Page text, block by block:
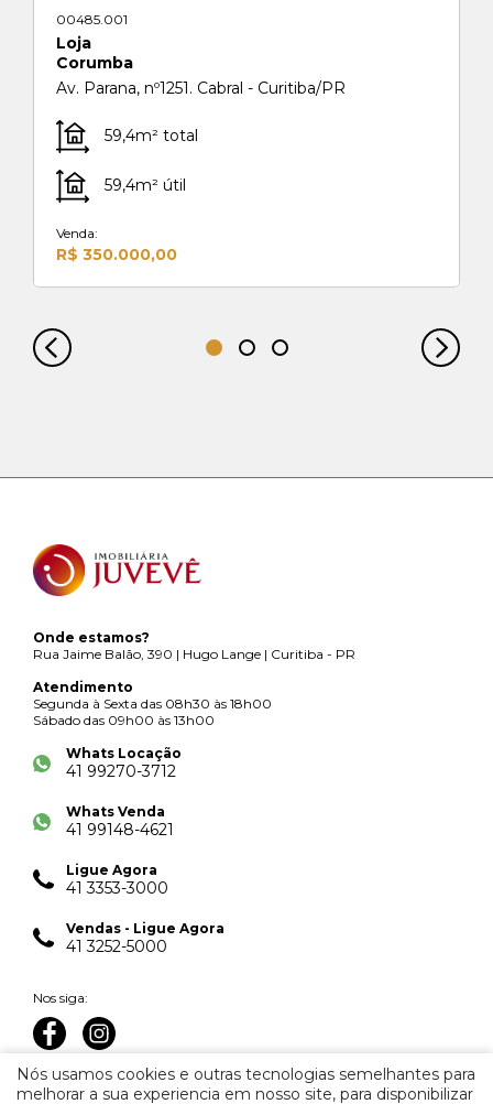
Nós usamos cookies e outras tecnologias semelhantes para
melhorar a sua experiencia em nosso site, para disponibilizar
00485.001
Loja
Corumba
Av. Parana, nº1251. Cabral - Curitiba/PR
59,4m² total
59,4m² útil
Venda:
R$ 350.000,00
Onde estamos?
Rua Jaime Balão, 390 | Hugo Lange | Curitiba - PR
Atendimento
Segunda à Sexta das 08h30 às 18h00
Sábado das 09h00 às 13h00
Whats Locação
41 99270-3712
Whats Venda
41 99148-4621
Ligue Agora
41 3353-3000
Vendas - Ligue Agora
41 3252-5000
Nos siga: